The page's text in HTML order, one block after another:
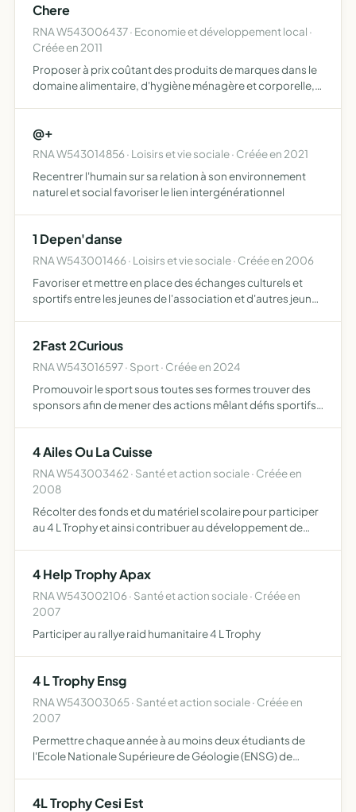
Chere
RNA W543006437 · Economie et développement local ·
Créée en 2011
Proposer à prix coûtant des produits de marques dans le
domaine alimentaire, d'hygiène ménagère et corporelle,
privé afi…
@+
RNA W543014856 · Loisirs et vie sociale · Créée en 2021
Recentrer l'humain sur sa relation à son environnement
naturel et social favoriser le lien intergénérationnel
1 Depen'danse
RNA W543001466 · Loisirs et vie sociale · Créée en 2006
Favoriser et mettre en place des échanges culturels et
sportifs entre les jeunes de l'association et d'autres jeunes
2Fast 2Curious
RNA W543016597 · Sport · Créée en 2024
Promouvoir le sport sous toutes ses formes trouver des
sponsors afin de mener des actions mêlant défis sportifs
4 Ailes Ou La Cuisse
RNA W543003462 · Santé et action sociale · Créée en
2008
Récolter des fonds et du matériel scolaire pour participer
au 4 L Trophy et ainsi contribuer au développement de
4 Help Trophy Apax
RNA W543002106 · Santé et action sociale · Créée en
2007
Participer au rallye raid humanitaire 4 L Trophy
4 L Trophy Ensg
RNA W543003065 · Santé et action sociale · Créée en
2007
Permettre chaque année à au moins deux étudiants de
l'Ecole Nationale Supérieure de Géologie (ENSG) de
la scol…
4L Trophy Cesi Est